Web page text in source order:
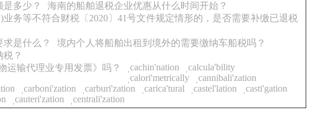
多少？
海南的船舶退税企业优惠从什么时间开始？
务等不符合财税〔2020〕41号文件规定情形的，是否需要补缴已退税
是什么？
境内个人将船舶出租到境外的需要缴纳车船税吗？
？
运输代理业专用发票》吗？
ˌcachin'nation
ˌcalcula'bility
ˌcalori'metrically
ˌcannibali'zation
ˌcarboni'zation ˌcarburi'zation ˌcarica'tural ˌcastel'lation
ˌcasti'gation
ˌcauteri'zation ˌcentrali'zation